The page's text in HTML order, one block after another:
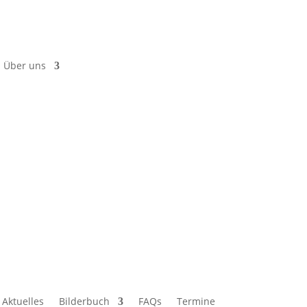
Über uns
Aktuelles Bilderbuch FAQs Termine